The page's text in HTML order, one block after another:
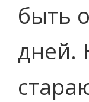
быть
дней.